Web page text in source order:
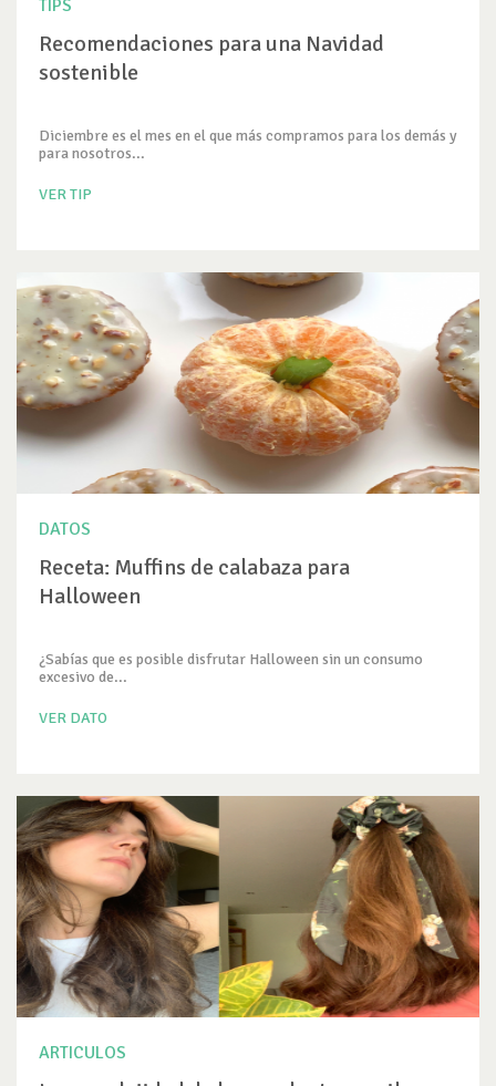
TIPS
Recomendaciones para una Navidad
sostenible
Diciembre es el mes en el que más compramos para los demás y
para nosotros...
VER TIP
DATOS
Receta: Muffins de calabaza para
Halloween
¿Sabías que es posible disfrutar Halloween sin un consumo
excesivo de...
VER DATO
ARTICULOS